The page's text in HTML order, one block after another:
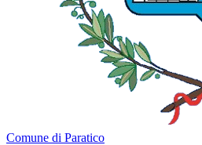
Comune di Paratico